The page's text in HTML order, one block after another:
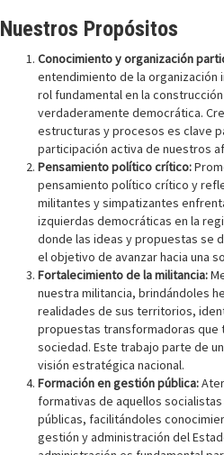
Nuestros Propósitos
Conocimiento y organización
entendimiento de la organización
rol fundamental en la
verdaderamente democrática.
estructuras y procesos es clave
participación activa de nuestros
Pensamiento político crítico:
pensamiento político crítico y
militantes y simpatizantes
izquierdas democráticas en la
donde las ideas y propuestas se
el objetivo de avanzar hacia una
Fortalecimiento de la militancia:
nuestra militancia, brindándoles
realidades de sus territorios,
propuestas transformadoras que
sociedad. Este trabajo parte de
visión estratégica nacional.
Formación en gestión pública:
formativas de aquellos
públicas, facilitándoles
gestión y administración del